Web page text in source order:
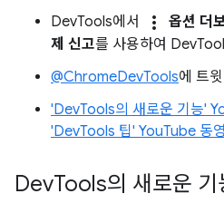
DevTools에서
more_vert 옵션 더
제 신고를 사용하여
@ChromeDevTools에 트
'DevTools의 새로운 기능'
'DevTools 팁' YouTube 동
DevTools의 새로운 기